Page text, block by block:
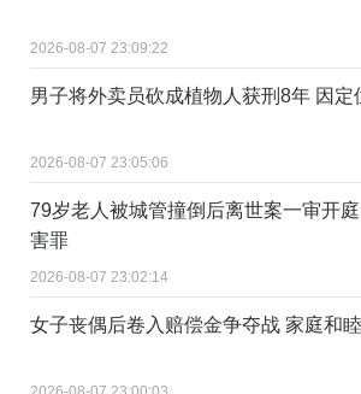
2026-08-07 23:09:22
男子将外卖员砍成植物人获刑8年 因定
2026-08-07 23:05:06
79岁老人被城管撞倒后离世案一审开
害罪
2026-08-07 23:02:14
女子丧偶后卷入赔偿金争夺战 家庭和